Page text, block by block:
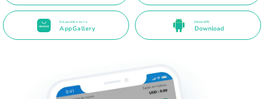
Disponible en la
AppGallery
Direct APK
Download